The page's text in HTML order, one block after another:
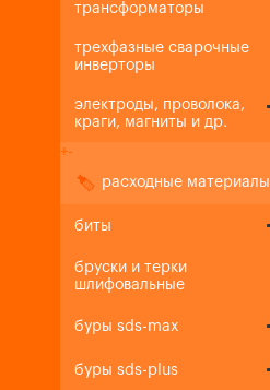
трансформаторы
трехфазные сварочные
инверторы
электроды, проволока,
краги, магниты и др.
+-
расходные материалы
биты
бруски и терки
шлифовальные
буры sds-max
буры sds-plus